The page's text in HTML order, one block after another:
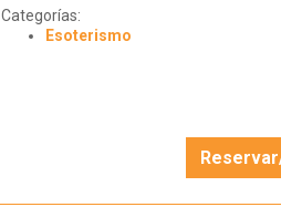
Categorías:
Esoterismo